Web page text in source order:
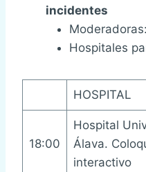
incidentes
Hospitales
HOSPITAL
18:00
Hospital
Álava.
interactivo